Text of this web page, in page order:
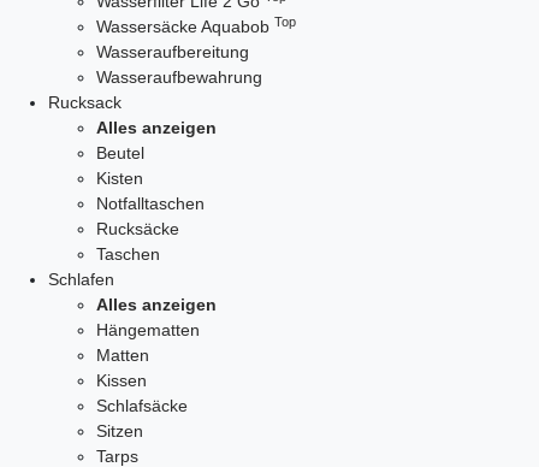
Wassersäcke Aquabob Top
Wasseraufbereitung
Wasseraufbewahrung
Rucksack
Alles anzeigen
Beutel
Kisten
Notfalltaschen
Rucksäcke
Taschen
Schlafen
Alles anzeigen
Hängematten
Matten
Kissen
Schlafsäcke
Sitzen
Tarps